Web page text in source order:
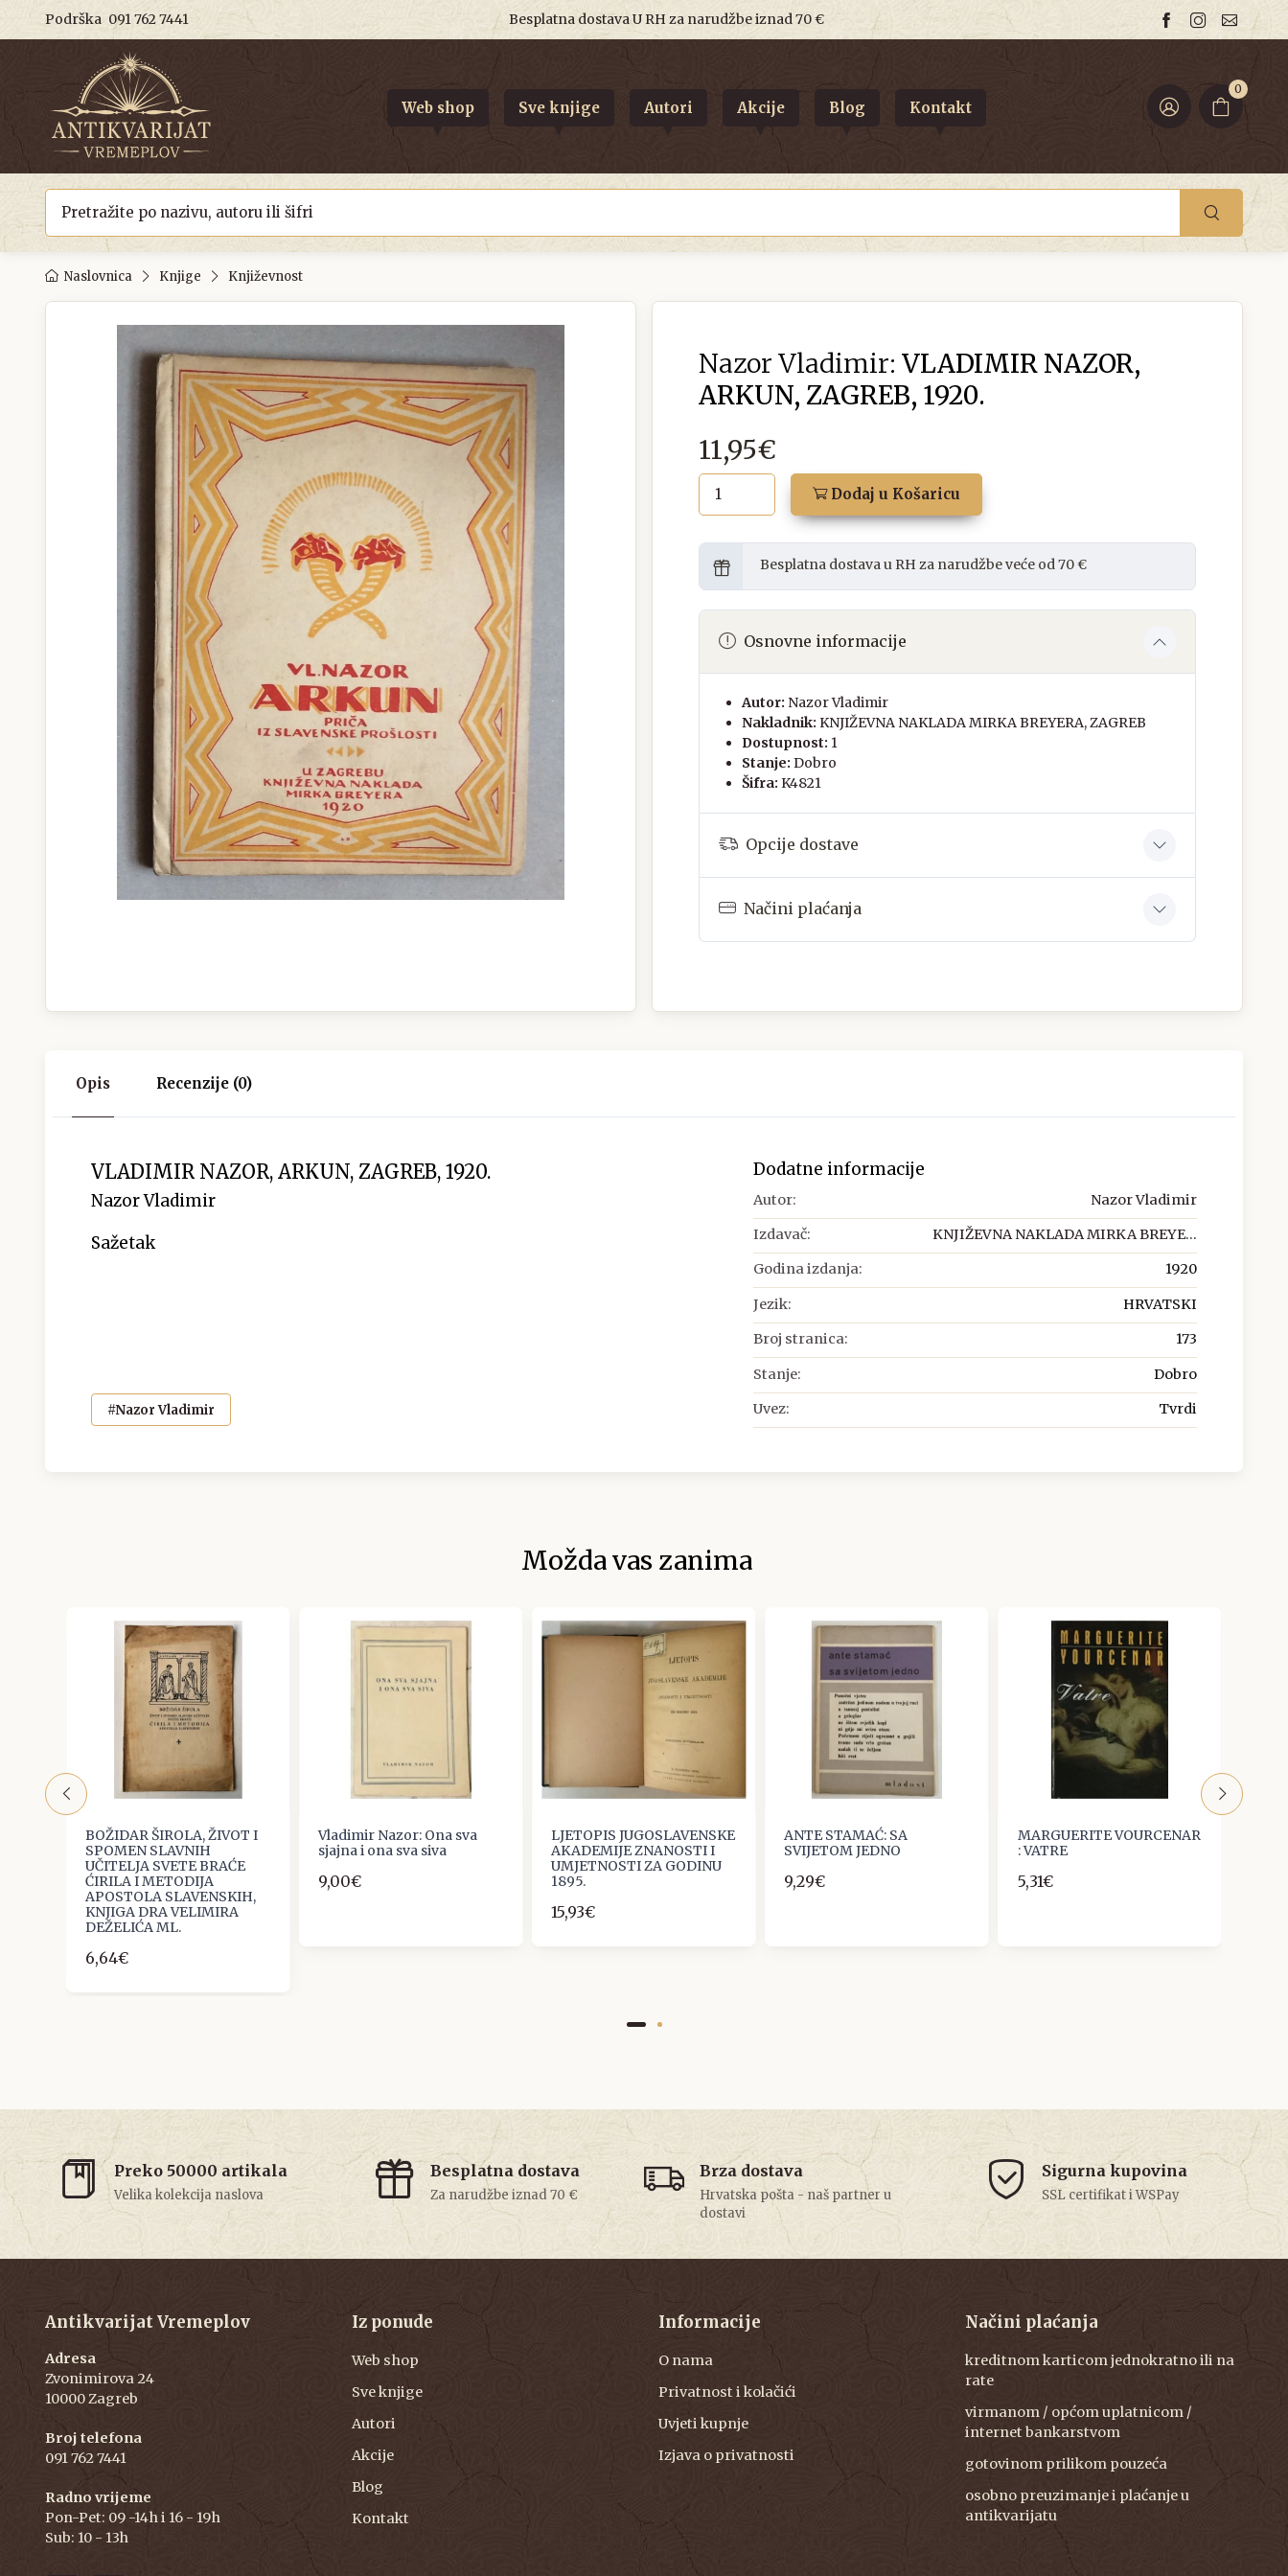
Podrška 091 762 7441 Besplatna dostava U RH za narudžbe iznad 70 €
0
Web shop Sve knjige Autori Akcije Blog Kontakt
Naslovnica Knjige Književnost
Nazor Vladimir: VLADIMIR NAZOR,
ARKUN, ZAGREB, 1920.
11,95€
Dodaj u Košaricu
Besplatna dostava u RH za narudžbe veće od 70 €
Osnovne informacije
Autor: Nazor Vladimir
Nakladnik: KNJIŽEVNA NAKLADA MIRKA BREYERA, ZAGREB
Dostupnost: 1
Stanje: Dobro
Šifra: K4821
Opcije dostave
Načini plaćanja
Opis Recenzije (0)
VLADIMIR NAZOR, ARKUN, ZAGREB, 1920.
Nazor Vladimir
Sažetak
#Nazor Vladimir
Dodatne informacije
Autor: Nazor Vladimir
Izdavač: KNJIŽEVNA NAKLADA MIRKA BREYE...
Godina izdanja: 1920
Jezik: HRVATSKI
Broj stranica: 173
Stanje: Dobro
Uvez: Tvrdi
Možda vas zanima
BOŽIDAR ŠIROLA, ŽIVOT I
SPOMEN SLAVNIH
UČITELJA SVETE BRAĆE
ĆIRILA I METODIJA
APOSTOLA SLAVENSKIH,
KNJIGA DRA VELIMIRA
DEŽELIĆA ML.
6,64€
Vladimir Nazor: Ona sva
sjajna i ona sva siva
9,00€
LJETOPIS JUGOSLAVENSKE
AKADEMIJE ZNANOSTI I
UMJETNOSTI ZA GODINU
1895.
15,93€
ANTE STAMAĆ: SA
SVIJETOM JEDNO
9,29€
MARGUERITE VOURCENAR
: VATRE
5,31€
Preko 50000 artikala
Velika kolekcija naslova
Besplatna dostava
Za narudžbe iznad 70 €
Brza dostava
Hrvatska pošta - naš partner u
dostavi
Sigurna kupovina
SSL certifikat i WSPay
Antikvarijat Vremeplov
Adresa
Zvonimirova 24
10000 Zagreb
Broj telefona
091 762 7441
Radno vrijeme
Pon-Pet: 09 -14h i 16 - 19h
Sub: 10 - 13h
Iz ponude
Web shop
Sve knjige
Autori
Akcije
Blog
Kontakt
Informacije
O nama
Privatnost i kolačići
Uvjeti kupnje
Izjava o privatnosti
Načini plaćanja
kreditnom karticom jednokratno ili na
rate
virmanom / općom uplatnicom /
internet bankarstvom
gotovinom prilikom pouzeća
osobno preuzimanje i plaćanje u
antikvarijatu